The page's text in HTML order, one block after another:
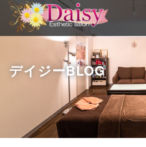
デイジーBLOG